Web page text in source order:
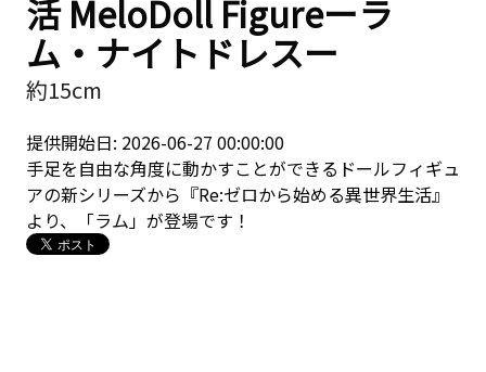
活 MeloDoll Figureーラ
ム・ナイトドレスー
約15cm
提供開始日: 2026-06-27 00:00:00
手足を自由な角度に動かすことができるドールフィギュ
アの新シリーズから『Re:ゼロから始める異世界生活』
より、「ラム」が登場です！